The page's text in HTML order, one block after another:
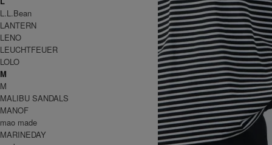
L.L.Bean
LANTERN
LENO
LEUCHTFEUER
LOLO
M
M
MALIBU SANDALS
MANOF
mao made
MARINEDAY